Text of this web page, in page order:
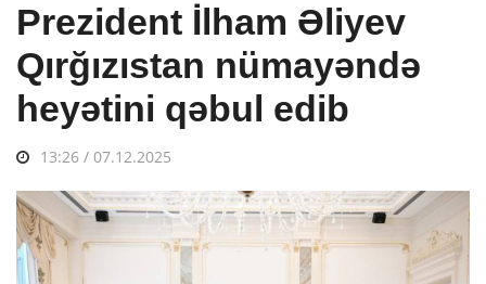
Prezident İlham Əliyev
Qırğızıstan nümayəndə
heyətini qəbul edib
13:26 / 07.12.2025